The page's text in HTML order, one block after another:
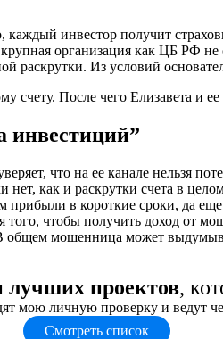
инвестор получит
организация как ЦБ РФ
раскрутки. Из условий
счету. После чего Елизавета и
инвестиций”
что на ее канале нельзя
как и раскрутки счета в
в короткие сроки, да
чтобы получить доход от
общем мошенница может
лучших проектов,
мою личную проверку и ведут
Смотреть список